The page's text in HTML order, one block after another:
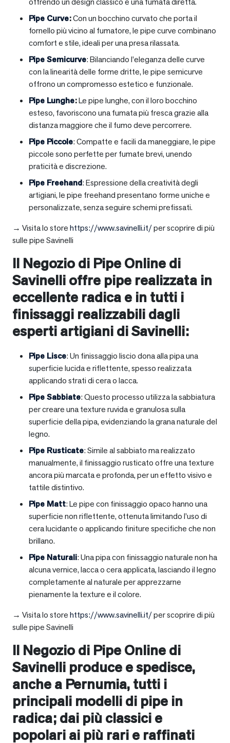
Pipe Curve:Con un bocchino curvato che porta il
fornello più vicino al fumatore, le pipe curve combinano
comfort e stile, ideali per una presa rilassata.
Pipe Semicurve: Bilanciando l’eleganza delle curve
con la linearità delle forme dritte, le pipe semicurve
offrono un compromesso estetico e funzionale.
Pipe Lunghe:Le pipe lunghe, con il loro bocchino
esteso, favoriscono una fumata più fresca grazie alla
distanza maggiore che il fumo deve percorrere.
Pipe Piccole: Compatte e facili da maneggiare, le pipe
piccole sono perfette per fumate brevi, unendo
praticità e discrezione.
Pipe Freehand: Espressione della creatività degli
artigiani, le pipe freehand presentano forme uniche e
personalizzate, senza seguire schemi prefissati.
→ Visita lo storehttps://www.savinelli.it/per scoprire di più
sulle pipe Savinelli
Il Negozio di Pipe Online di
Savinelli offre pipe realizzata in
eccellente radica e in tutti i
finissaggi realizzabili dagli
esperti artigiani di Savinelli:
Pipe Lisce: Un finissaggio liscio dona alla pipa una
superficie lucida e riflettente, spesso realizzata
applicando strati di cera o lacca.
Pipe Sabbiate: Questo processo utilizza la sabbiatura
per creare una texture ruvida e granulosa sulla
superficie della pipa, evidenziando la grana naturale del
legno.
Pipe Rusticate: Simile al sabbiato ma realizzato
manualmente, il finissaggio rusticato offre una texture
ancora più marcata e profonda, per un effetto visivo e
tattile distintivo.
Pipe Matt: Le pipe con finissaggio opaco hanno una
superficie non riflettente, ottenuta limitando l’uso di
cera lucidante o applicando finiture specifiche che non
brillano.
Pipe Naturali: Una pipa con finissaggio naturale non ha
alcuna vernice, lacca o cera applicata, lasciando il legno
completamente al naturale per apprezzarne
pienamente la texture e il colore.
→ Visita lo storehttps://www.savinelli.it/per scoprire di più
sulle pipe Savinelli
Il Negozio di Pipe Online di
Savinelli produce e spedisce,
anche a Pernumia, tutti i
principali modelli di pipe in
radica; dai più classici e
popolari ai più rari e raffinati